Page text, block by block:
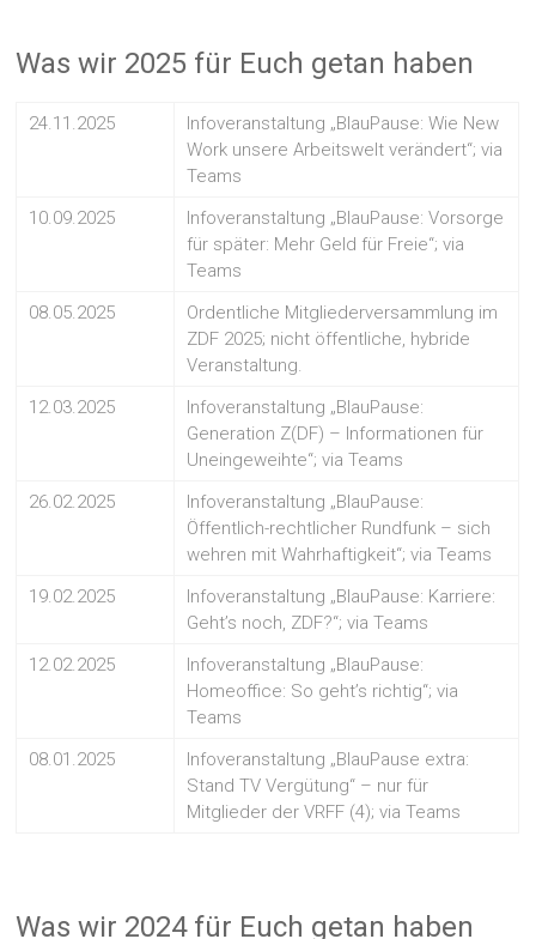
Was wir 2025 für Euch getan haben
24.11.2025
Infoveranstaltung „BlauPause: Wie New
Work unsere Arbeitswelt verändert“; via
Teams
10.09.2025
Infoveranstaltung „BlauPause: Vorsorge
für später: Mehr Geld für Freie“; via
Teams
08.05.2025
Ordentliche Mitgliederversammlung im
ZDF 2025; nicht öffentliche, hybride
Veranstaltung.
12.03.2025
Infoveranstaltung „BlauPause:
Generation Z(DF) – Informationen für
Uneingeweihte“; via Teams
26.02.2025
Infoveranstaltung „BlauPause:
Öffentlich-rechtlicher Rundfunk – sich
wehren mit Wahrhaftigkeit“; via Teams
19.02.2025
Infoveranstaltung „BlauPause: Karriere:
Geht’s noch, ZDF?“; via Teams
12.02.2025
Infoveranstaltung „BlauPause:
Homeoffice: So geht’s richtig“; via
Teams
08.01.2025
Infoveranstaltung „BlauPause extra:
Stand TV Vergütung“ – nur für
Mitglieder der VRFF (4); via Teams
Was wir 2024 für Euch getan haben